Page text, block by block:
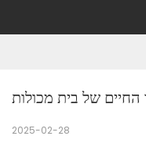
2025-02-28